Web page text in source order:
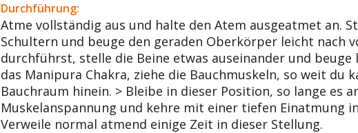
Durchführung:
Atme vollständig aus und halte den Atem ausgeatmet an.
Schultern und beuge den geraden Oberkörper leicht nach
durchführst, stelle die Beine etwas auseinander und
das Manipura Chakra, ziehe die Bauchmuskeln, so weit du
Bauchraum hinein. > Bleibe in dieser Position, so lange es
Muskelanspannung und kehre mit einer tiefen Einatmung
Verweile normal atmend einige Zeit in dieser Stellung.